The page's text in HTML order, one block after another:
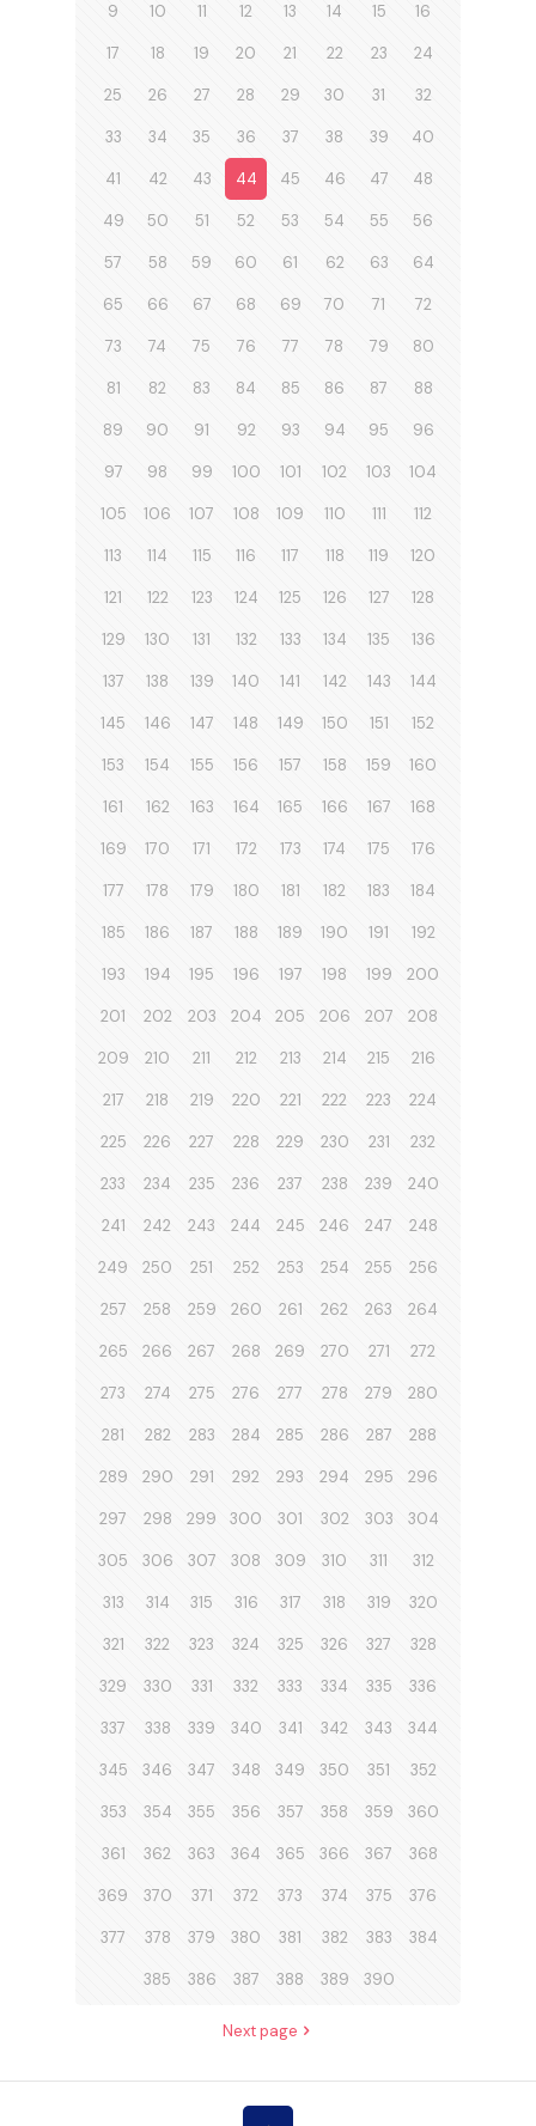
9 10 11 12 13 14 15 16
17 18 19 20 21 22 23 24
25 26 27 28 29 30 31 32
33 34 35 36 37 38 39 40
41 42 43 44 45 46 47 48
49 50 51 52 53 54 55 56
57 58 59 60 61 62 63 64
65 66 67 68 69 70 71 72
73 74 75 76 77 78 79 80
81 82 83 84 85 86 87 88
89 90 91 92 93 94 95 96
97 98 99 100 101 102 103 104
105 106 107 108 109 110 111 112
113 114 115 116 117 118 119 120
121 122 123 124 125 126 127 128
129 130 131 132 133 134 135 136
137 138 139 140 141 142 143 144
145 146 147 148 149 150 151 152
153 154 155 156 157 158 159 160
161 162 163 164 165 166 167 168
169 170 171 172 173 174 175 176
177 178 179 180 181 182 183 184
185 186 187 188 189 190 191 192
193 194 195 196 197 198 199 200
201 202 203 204 205 206 207 208
209 210 211 212 213 214 215 216
217 218 219 220 221 222 223 224
225 226 227 228 229 230 231 232
233 234 235 236 237 238 239 240
241 242 243 244 245 246 247 248
249 250 251 252 253 254 255 256
257 258 259 260 261 262 263 264
265 266 267 268 269 270 271 272
273 274 275 276 277 278 279 280
281 282 283 284 285 286 287 288
289 290 291 292 293 294 295 296
297 298 299 300 301 302 303 304
305 306 307 308 309 310 311 312
313 314 315 316 317 318 319 320
321 322 323 324 325 326 327 328
329 330 331 332 333 334 335 336
337 338 339 340 341 342 343 344
345 346 347 348 349 350 351 352
353 354 355 356 357 358 359 360
361 362 363 364 365 366 367 368
369 370 371 372 373 374 375 376
377 378 379 380 381 382 383 384
385 386 387 388 389 390
Next page